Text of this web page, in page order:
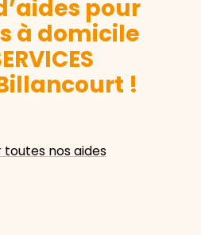
pour
à domicile
!
toutes nos aides